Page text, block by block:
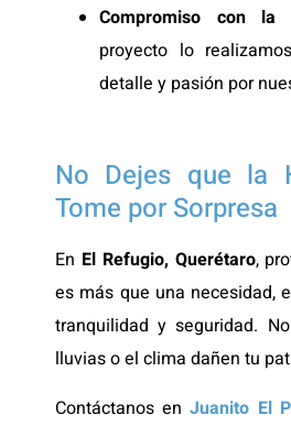
Compromiso con la
proyecto lo
detalle y pasión por
No Dejes que la
Tome por Sorpresa
En El Refugio, Querétaro,
es más que una necesidad,
tranquilidad y seguridad.
lluvias o el clima dañen tu
Contáctanos enJuanito El